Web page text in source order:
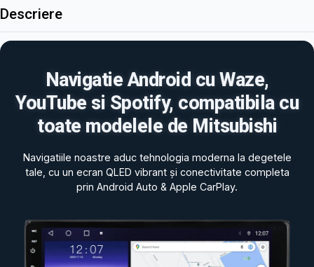
Descriere
Navigatie Android cu Waze,
YouTube si Spotify, compatibila cu
toate modelele de Mitsubishi
Navigatiile noastre aduc tehnologia moderna la degetele
tale, cu un ecran QLED vibrant și conectivitate completa
prin Android Auto & Apple CarPlay.